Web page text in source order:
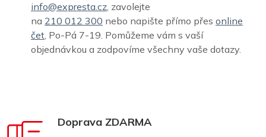
info@expresta.cz, zavolejte
na 210 012 300 nebo napište přímo přes online
čet, Po-Pá 7-19. Pomůžeme vám s vaší
objednávkou a zodpovíme všechny vaše dotazy.
Doprava ZDARMA